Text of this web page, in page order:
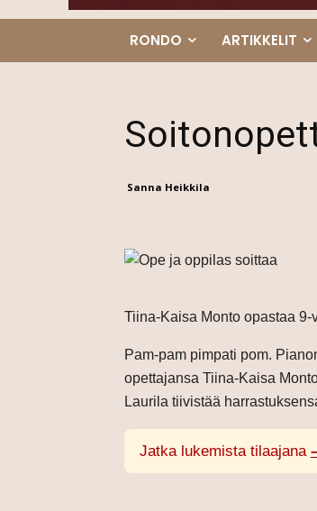
RONDO ARTIKKELIT
Sanna Heikkila
Tiina-Kaisa Monto opastaa
Pam-pam pimpati pom.
opettajansa Tiina-Kaisa
Laurila tiivistää
Jatka lukemista tilaajana